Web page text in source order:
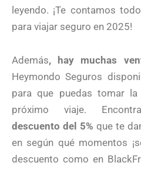
leyendo. ¡Te contamos
para viajar seguro en 2025!
Además, hay muchas
Heymondo Seguros
para que puedas tomar
próximo viaje.
descuento del 5% que te
en según qué momentos
descuento como en